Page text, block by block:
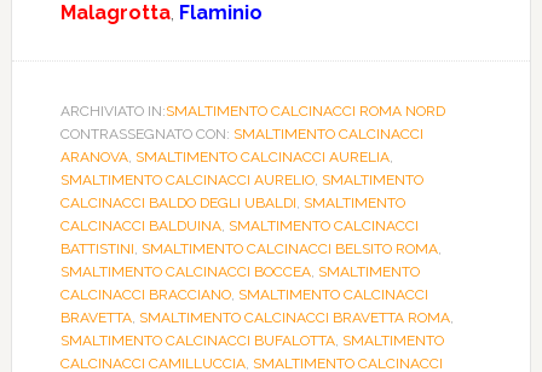
Malagrotta, Flaminio
ARCHIVIATO IN:SMALTIMENTO CALCINACCI ROMA NORD
CONTRASSEGNATO CON: SMALTIMENTO CALCINACCI
ARANOVA, SMALTIMENTO CALCINACCI AURELIA,
SMALTIMENTO CALCINACCI AURELIO, SMALTIMENTO
CALCINACCI BALDO DEGLI UBALDI, SMALTIMENTO
CALCINACCI BALDUINA, SMALTIMENTO CALCINACCI
BATTISTINI, SMALTIMENTO CALCINACCI BELSITO ROMA,
SMALTIMENTO CALCINACCI BOCCEA, SMALTIMENTO
CALCINACCI BRACCIANO, SMALTIMENTO CALCINACCI
BRAVETTA, SMALTIMENTO CALCINACCI BRAVETTA ROMA,
SMALTIMENTO CALCINACCI BUFALOTTA, SMALTIMENTO
CALCINACCI CAMILLUCCIA, SMALTIMENTO CALCINACCI